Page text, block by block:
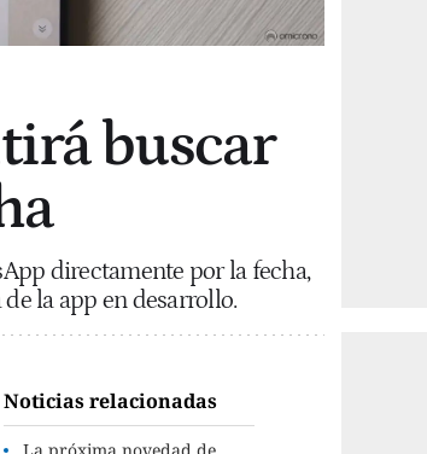
buscar
directamente por la fecha,
la app en desarrollo.
Noticias relacionadas
La próxima novedad de